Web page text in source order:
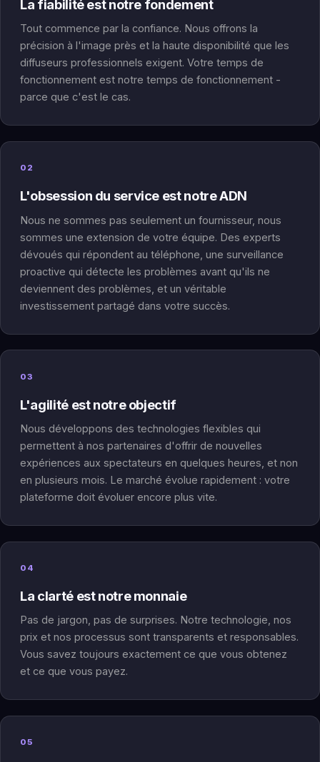
La fiabilité est notre fondement
Tout commence par la confiance. Nous offrons la
précision à l'image près et la haute disponibilité que les
diffuseurs professionnels exigent. Votre temps de
fonctionnement est notre temps de fonctionnement -
parce que c'est le cas.
02
L'obsession du service est notre ADN
Nous ne sommes pas seulement un fournisseur, nous
sommes une extension de votre équipe. Des experts
dévoués qui répondent au téléphone, une surveillance
proactive qui détecte les problèmes avant qu'ils ne
deviennent des problèmes, et un véritable
investissement partagé dans votre succès.
03
L'agilité est notre objectif
Nous développons des technologies flexibles qui
permettent à nos partenaires d'offrir de nouvelles
expériences aux spectateurs en quelques heures, et non
en plusieurs mois. Le marché évolue rapidement : votre
plateforme doit évoluer encore plus vite.
04
La clarté est notre monnaie
Pas de jargon, pas de surprises. Notre technologie, nos
prix et nos processus sont transparents et responsables.
Vous savez toujours exactement ce que vous obtenez
et ce que vous payez.
05